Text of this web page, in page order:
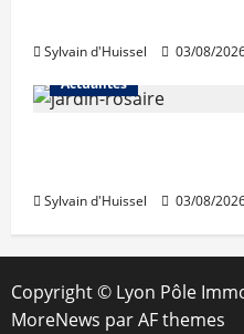
Sylvain d'Huissel
03/08/
Actualités
Sylvain d'Huissel 03/08/
Copyright © Lyon Pôle
MoreNews par AF themes